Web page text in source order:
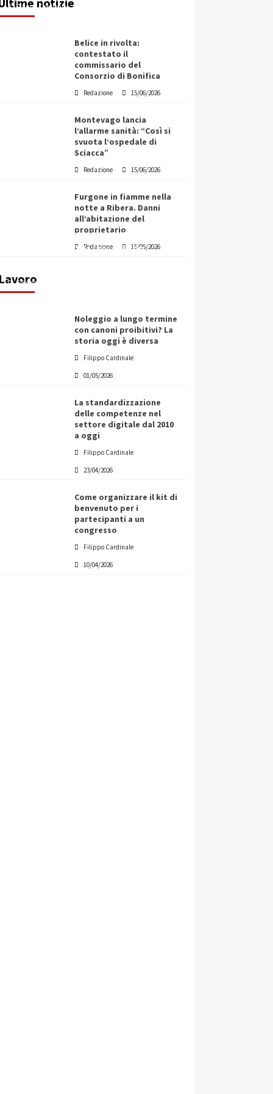
Filippo Cardinale
Belice in rivolta:
contestato il
commissario del
Consorzio di Bonifica
Redazione 15/06/2026
Montevago lancia
l’allarme sanità: “Così si
svuota l’ospedale di
Sciacca”
Redazione 15/06/2026
Furgone in fiamme nella
notte a Ribera. Danni
all’abitazione del
proprietario
Redazione 15/06/2026
Lavoro
Vino in Italia: il giro d’affari
contribuisce all’1,1% del PIL
Filippo Cardinale
Noleggio a lungo termine
con canoni proibitivi? La
storia oggi è diversa
Filippo Cardinale
01/05/2026
La standardizzazione
delle competenze nel
settore digitale dal 2010
a oggi
Filippo Cardinale
23/04/2026
Come organizzare il kit di
benvenuto per i
partecipanti a un
congresso
Filippo Cardinale
10/04/2026